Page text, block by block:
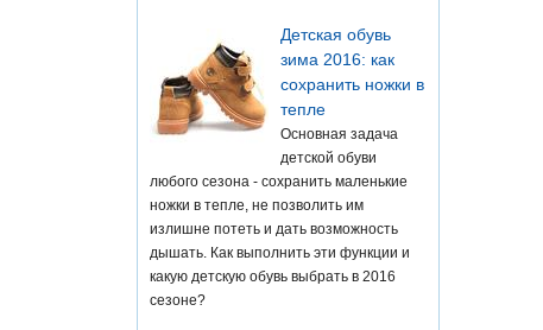
Детская обувь
зима 2016: как
сохранить ножки в
тепле
Основная задача
детской обуви
любого сезона - сохранить маленькие
ножки в тепле, не позволить им
излишне потеть и дать возможность
дышать. Как выполнить эти функции и
какую детскую обувь выбрать в 2016
сезоне?